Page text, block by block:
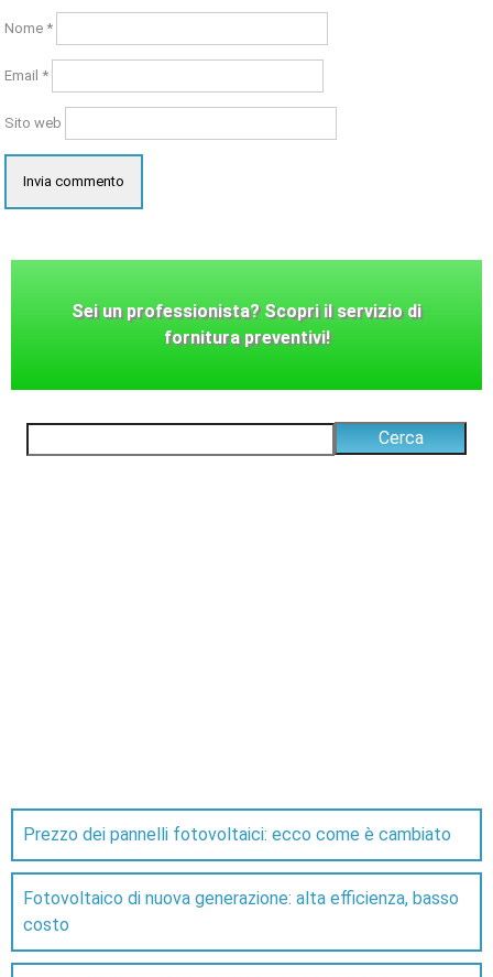
Nome *
Email *
Sito web
Prezzo dei pannelli fotovoltaici: ecco come è cambiato
Fotovoltaico di nuova generazione: alta efficienza, basso
costo